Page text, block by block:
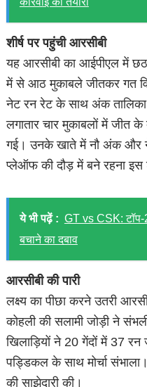
शीर्ष पर पहुंची आरसीबी
यह आरसीबी का आईपीएल में
में से आठ मुकाबले जीतकर गत
नेट रन रेट के साथ अंक
लगातार चार मुकाबलों में जीत
गई। उनके खाते में नौ अंक और
प्लेऑफ की दौड़ में बने रहना इस
ये भी पढ़ें : GT vs CSK: टॉप-
बचाने का दबाव
आरसीबी की पारी
लक्ष्य का पीछा करने उतरी
कोहली की सलामी जोड़ी ने
खिलाड़ियों ने 20 गेंदों में 37
पड्डिकल के साथ मोर्चा
की साझेदारी की।